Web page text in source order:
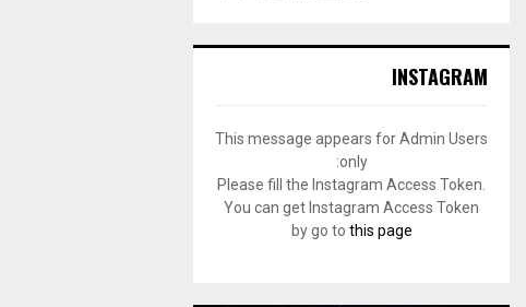
INSTAGRAM
This message appears for Admin Users
only:
Please fill the Instagram Access Token.
You can get Instagram Access Token
by go to this page